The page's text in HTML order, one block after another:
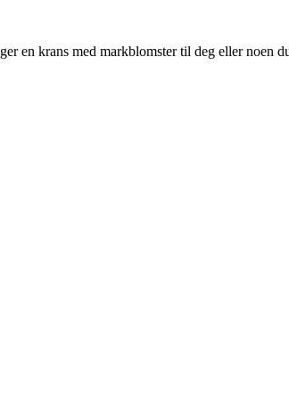
en krans med markblomster til deg eller noen